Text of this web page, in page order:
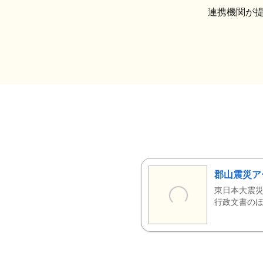
連携機関が
郡山震災
東日本大震
行政文書の